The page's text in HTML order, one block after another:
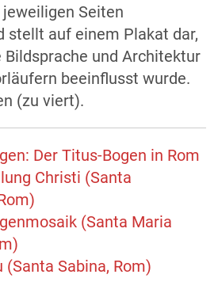
Seiten
stellt auf einem Plakat dar,
und Architektur
beeinflusst wurde.
(zu viert).
Der Titus-Bogen in Rom
Christi (Santa
(Santa Maria
(Santa Sabina, Rom)